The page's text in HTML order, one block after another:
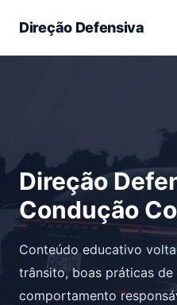
Direção Defensiva
Direção
Condução
Conteúdo educativo
trânsito, boas práticas de
comportamento